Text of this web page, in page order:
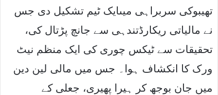
تھیبوکی سربراہی میںایک ٹیم تشکیل دی جس
نے مالیاتی ریکارڈتندہی سے جانچ پڑتال کی،
تحقیقات سے ٹیکس چوری کی ایک منظم نیٹ
ورک کا انکشاف ہوا۔ جس میں مالی لین دین
میں جان بوجھ کر ہیرا پھیری، جعلی کے